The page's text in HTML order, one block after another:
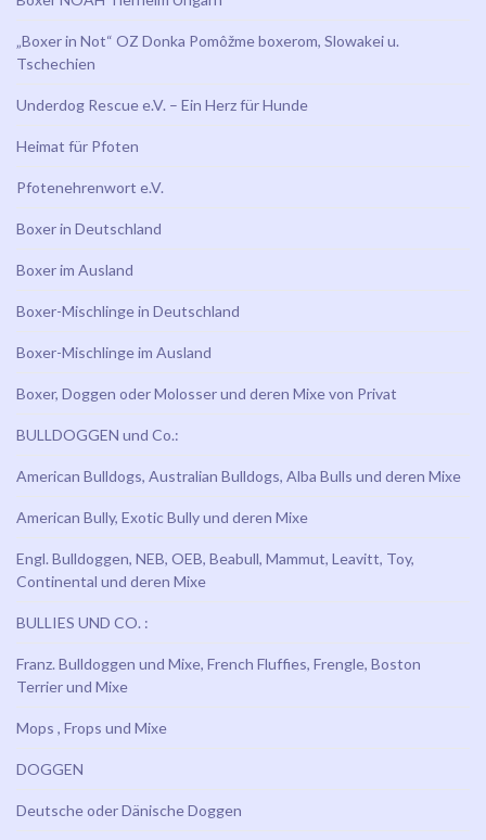
„Boxer in Not“ OZ Donka Pomôžme boxerom, Slowakei u.
Tschechien
Underdog Rescue e.V. – Ein Herz für Hunde
Heimat für Pfoten
Pfotenehrenwort e.V.
Boxer in Deutschland
Boxer im Ausland
Boxer-Mischlinge in Deutschland
Boxer-Mischlinge im Ausland
Boxer, Doggen oder Molosser und deren Mixe von Privat
BULLDOGGEN und Co.:
American Bulldogs, Australian Bulldogs, Alba Bulls und deren Mixe
American Bully, Exotic Bully und deren Mixe
Engl. Bulldoggen, NEB, OEB, Beabull, Mammut, Leavitt, Toy,
Continental und deren Mixe
BULLIES UND CO. :
Franz. Bulldoggen und Mixe, French Fluffies, Frengle, Boston
Terrier und Mixe
Mops , Frops und Mixe
DOGGEN
Deutsche oder Dänische Doggen